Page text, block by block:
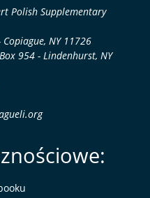
Polish Supplementary
NY 11726
954 - Lindenhurst, NY